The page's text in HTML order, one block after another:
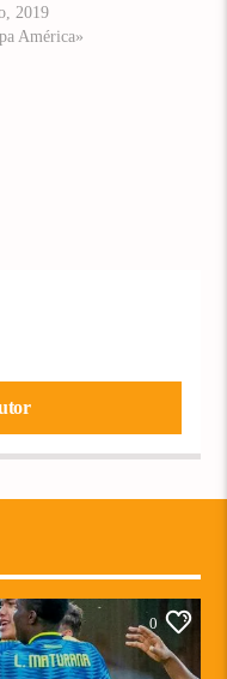
2019
América»
0